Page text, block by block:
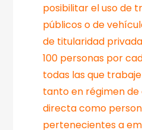
posibilitar el uso de
públicos o de
de titularidad
100 personas por
todas las que
tanto en régimen
directa como
pertenecientes a